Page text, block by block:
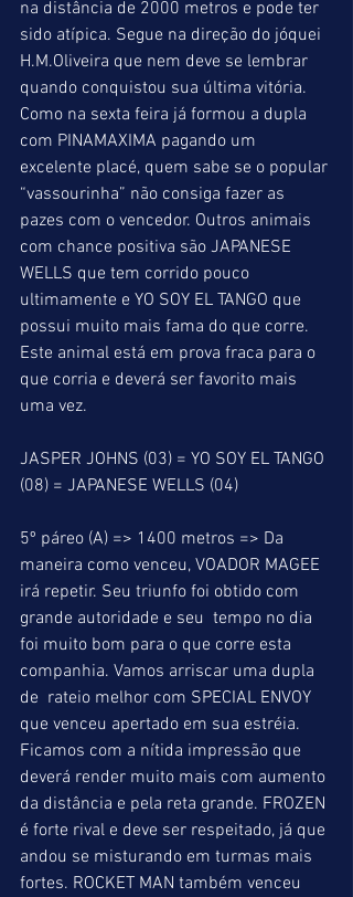
na distância de 2000 metros e pode ter
sido atípica. Segue na direção do jóquei
H.M.Oliveira que nem deve se lembrar
quando conquistou sua última vitória.
Como na sexta feira já formou a dupla
com PINAMAXIMA pagando um
excelente placé, quem sabe se o popular
“vassourinha” não consiga fazer as
pazes com o vencedor. Outros animais
com chance positiva são JAPANESE
WELLS que tem corrido pouco
ultimamente e YO SOY EL TANGO que
possui muito mais fama do que corre.
Este animal está em prova fraca para o
que corria e deverá ser favorito mais
uma vez.
JASPER JOHNS (03) = YO SOY EL TANGO
(08) = JAPANESE WELLS (04)
5º páreo (A) => 1400 metros => Da
maneira como venceu, VOADOR MAGEE
irá repetir. Seu triunfo foi obtido com
grande autoridade e seu  tempo no dia
foi muito bom para o que corre esta
companhia. Vamos arriscar uma dupla
de  rateio melhor com SPECIAL ENVOY
que venceu apertado em sua estréia.
Ficamos com a nítida impressão que
deverá render muito mais com aumento
da distância e pela reta grande. FROZEN
é forte rival e deve ser respeitado, já que
andou se misturando em turmas mais
fortes. ROCKET MAN também venceu